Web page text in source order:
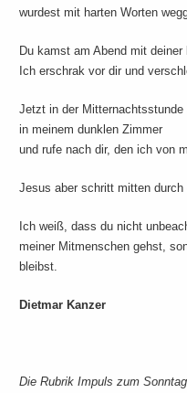
wurdest mit harten Worten
Du kamst am Abend mit deiner
Ich erschrak vor dir und
Jetzt in der
in meinem dunklen Zimmer
und rufe nach dir, den ich von
Jesus aber schritt mitten durch
Ich weiß, dass du nicht
meiner Mitmenschen gehst,
bleibst.
Dietmar Kanzer
Die Rubrik Impuls zum